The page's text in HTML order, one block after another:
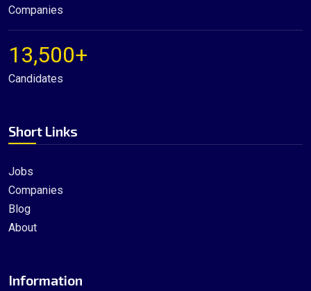
Short Links
Jobs
Companies
Blog
About
Information
Companies
13,500+
Candidates